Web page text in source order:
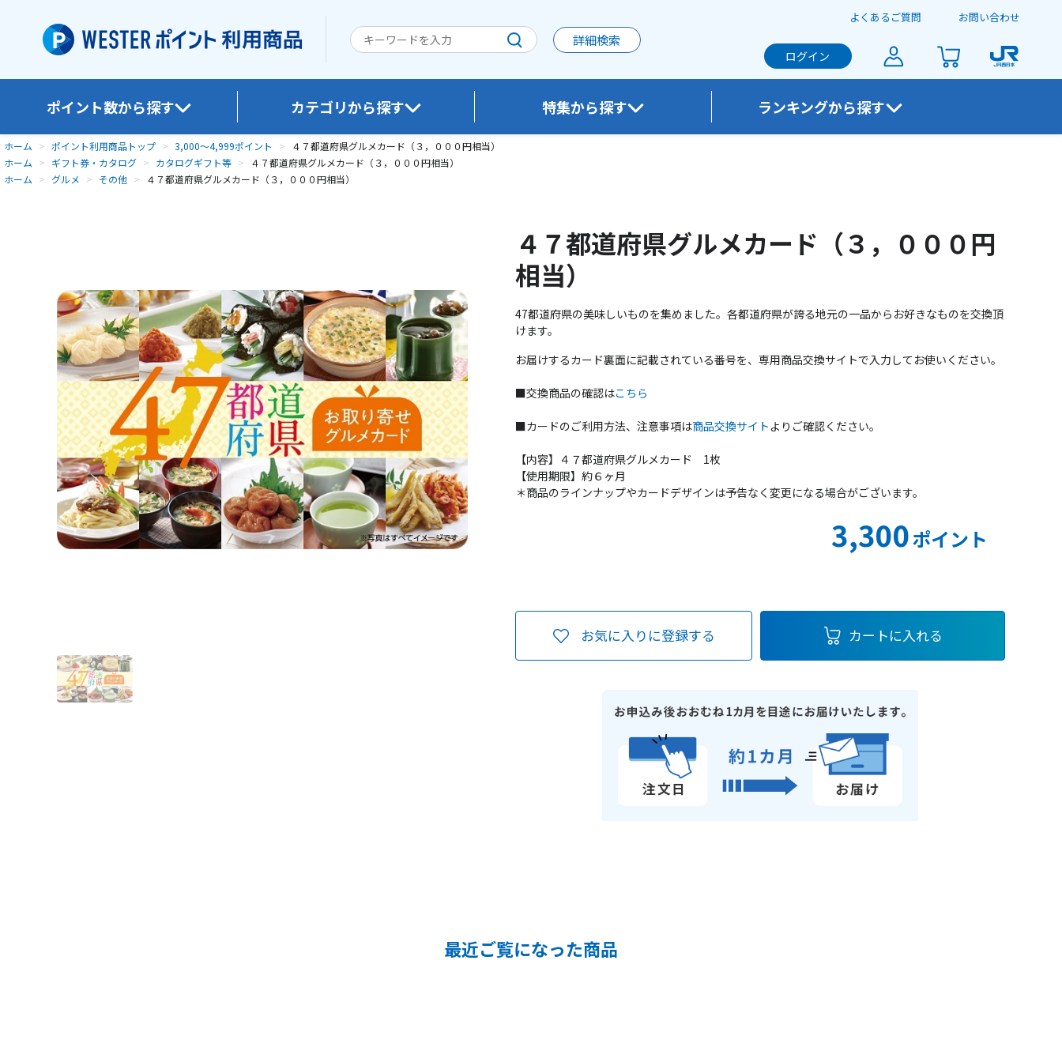
詳細検索
よくあるご質問 お問い合わせ
ログイン
ポイント数から探す カテゴリから探す 特集から探す ランキングから探す
WESTERポイント利用商品は、お申し込み後おおむね1カ月を目途にお届けいたします。
ホーム > ポイント利用商品トップ > 3,000～4,999ポイント >
４７都道府県グルメカード（３，０００円相当）
ホーム > ギフト券・カタログ > カタログギフト等 >
４７都道府県グルメカード（３，０００円相当）
ホーム > グルメ > その他 > ４７都道府県グルメカード（３，０００円相当）
47都道府県の美味しいものを集めました。各都道府県が誇る地元の一品からお好きなものを交換頂
けます。
お届けするカード裏面に記載されている番号を、専用商品交換サイトで入力してお使いください。
■交換商品の確認はこちら
■カードのご利用方法、注意事項は商品交換サイト よりご確認ください。
【内容】４７都道府県グルメカード 1枚
【使用期限】約６ヶ月
＊商品のラインナップやカードデザインは予告なく変更になる場合がございます。
４７都道府県グルメカード（３，０００円
相当）
3,300ポイント
カートに入れる
お気に入りに登録する
最近ご覧になった商品